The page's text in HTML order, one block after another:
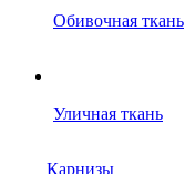
Обивочная ткань
Уличная ткань
Карнизы